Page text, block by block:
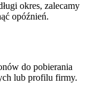
okres, zalecamy
opóźnień.
do pobierania
lub profilu firmy.